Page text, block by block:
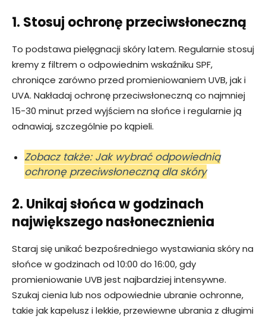
1. Stosuj ochronę przeciwsłoneczną
To podstawa pielęgnacji skóry latem. Regularnie stosuj
kremy z filtrem o odpowiednim wskaźniku SPF,
chroniące zarówno przed promieniowaniem UVB, jak i
UVA. Nakładaj ochronę przeciwsłoneczną co najmniej
15-30 minut przed wyjściem na słońce i regularnie ją
odnawiaj, szczególnie po kąpieli.
Zobacz także: Jak wybrać odpowiednią
ochronę przeciwsłoneczną dla skóry
2. Unikaj słońca w godzinach
największego nasłonecznienia
Staraj się unikać bezpośredniego wystawiania skóry na
słońce w godzinach od 10:00 do 16:00, gdy
promieniowanie UVB jest najbardziej intensywne.
Szukaj cienia lub nos odpowiednie ubranie ochronne,
takie jak kapelusz i lekkie, przewiewne ubrania z długimi